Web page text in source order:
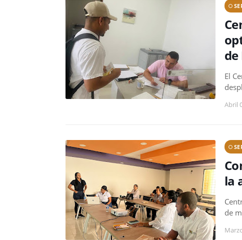
El
Abril
la
de